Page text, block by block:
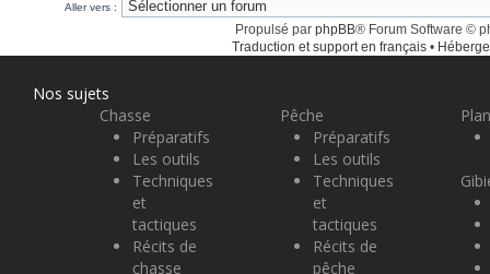
Aller vers :
Propulsé par phpBB® Forum Software ©
Traduction et support en français •
Nos sujets
Chasse
Préparatifs
Les outils
Techniques
et
tactiques
Récits de
chasse
Pêche
Préparatifs
Les outils
Techniques
et
tactiques
Récits de
pêche